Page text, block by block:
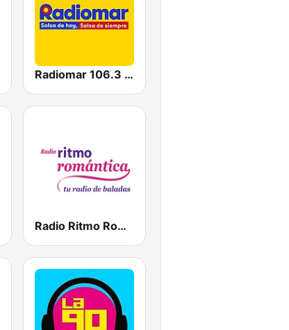
Radiomar 106.3 FM
Radio Ritmo Romántica